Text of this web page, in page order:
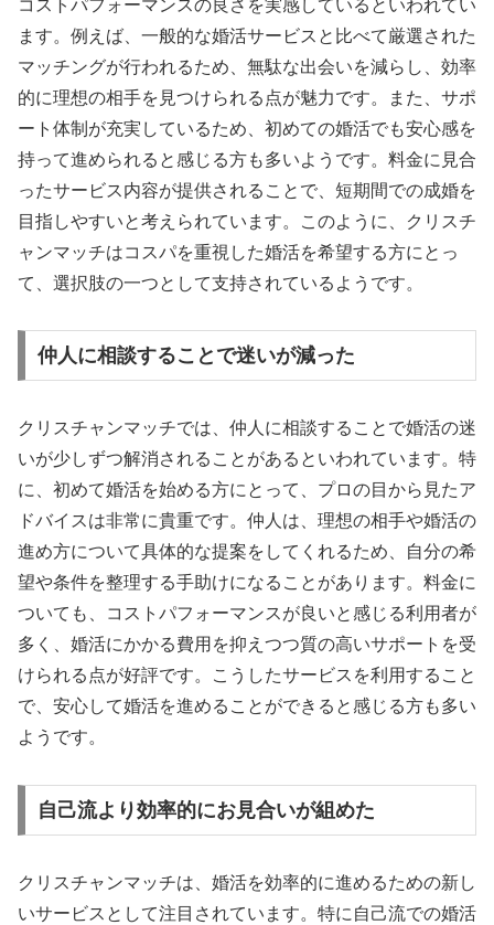
コストパフォーマンスの良さを実感しているといわれてい
ます。例えば、一般的な婚活サービスと比べて厳選された
マッチングが行われるため、無駄な出会いを減らし、効率
的に理想の相手を見つけられる点が魅力です。また、サポ
ート体制が充実しているため、初めての婚活でも安心感を
持って進められると感じる方も多いようです。料金に見合
ったサービス内容が提供されることで、短期間での成婚を
目指しやすいと考えられています。このように、クリスチ
ャンマッチはコスパを重視した婚活を希望する方にとっ
て、選択肢の一つとして支持されているようです。
仲人に相談することで迷いが減った
クリスチャンマッチでは、仲人に相談することで婚活の迷
いが少しずつ解消されることがあるといわれています。特
に、初めて婚活を始める方にとって、プロの目から見たア
ドバイスは非常に貴重です。仲人は、理想の相手や婚活の
進め方について具体的な提案をしてくれるため、自分の希
望や条件を整理する手助けになることがあります。料金に
ついても、コストパフォーマンスが良いと感じる利用者が
多く、婚活にかかる費用を抑えつつ質の高いサポートを受
けられる点が好評です。こうしたサービスを利用すること
で、安心して婚活を進めることができると感じる方も多い
ようです。
自己流より効率的にお見合いが組めた
クリスチャンマッチは、婚活を効率的に進めるための新し
いサービスとして注目されています。特に自己流での婚活